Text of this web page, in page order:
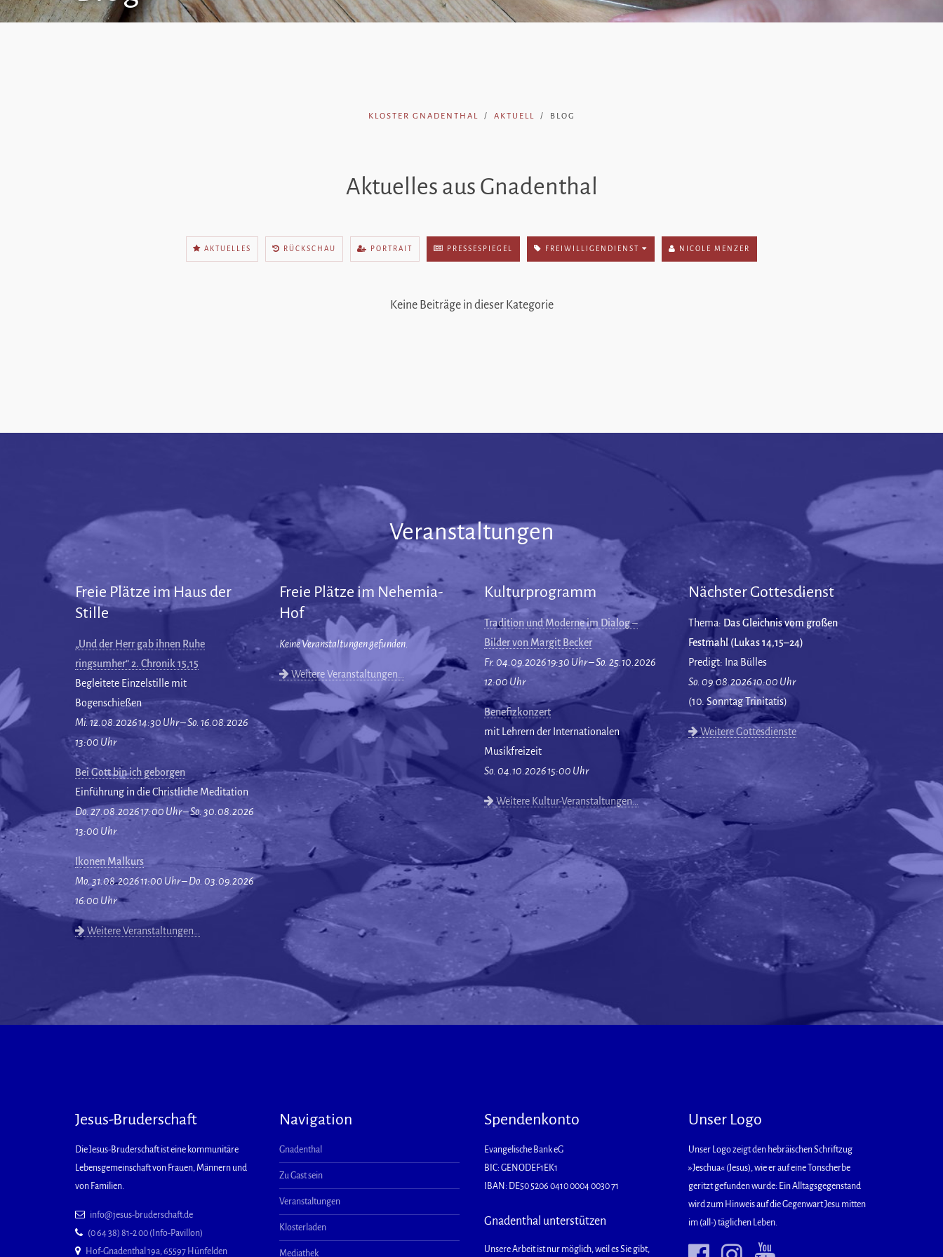
KLOSTER GNADENTHAL AKTUELL BLOG
Aktuelles aus Gnadenthal
AKTUELLES RÜCKSCHAU PORTRAIT PRESSESPIEGEL FREIWILLIGENDIENST NICOLE MENZER
Keine Beiträge in dieser Kategorie
Veranstaltungen
Freie Plätze im Haus der
Stille
„Und der Herr gab ihnen Ruhe
ringsumher“ 2. Chronik 15,15
Begleitete Einzelstille mit
Bogenschießen
Mi. 12.08.2026 14:30 Uhr – So. 16.08.2026
13:00 Uhr
Bei Gott bin ich geborgen
Einführung in die Christliche Meditation
Do. 27.08.2026 17:00 Uhr – So. 30.08.2026
13:00 Uhr
Ikonen Malkurs
Mo. 31.08.2026 11:00 Uhr – Do. 03.09.2026
16:00 Uhr
Weitere Veranstaltungen…
Freie Plätze im Nehemia-
Hof
Keine Veranstaltungen gefunden.
Weitere Veranstaltungen…
Kulturprogramm
Tradition und Moderne im Dialog –
Bilder von Margit Becker
Fr. 04.09.2026 19:30 Uhr – So. 25.10.2026
12:00 Uhr
Benefizkonzert
mit Lehrern der Internationalen
Musikfreizeit
So. 04.10.2026 15:00 Uhr
Weitere Kultur-Veranstaltungen…
Nächster Gottesdienst
Thema: Das Gleichnis vom großen
Festmahl (Lukas 14,15–24)
Predigt: Ina Bülles
So. 09.08.2026 10:00 Uhr
(10. Sonntag Trinitatis)
Weitere Gottesdienste
Jesus-Bruderschaft
Die Jesus-Bruderschaft ist eine kommunitäre
Lebensgemeinschaft von Frauen, Männern und
von Familien.
info@jesus-bruderschaft.de
(0 64 38) 81-2 00 (Info-Pavillon)
Hof-Gnadenthal 19a, 65597 Hünfelden
Navigation
Gnadenthal
Zu Gast sein
Veranstaltungen
Klosterladen
Mediathek
Spendenkonto
Evangelische Bank eG
BIC: GENODEF1EK1
IBAN: DE50 5206 0410 0004 0030 71
Gnadenthal unterstützen
Unsere Arbeit ist nur möglich, weil es Sie gibt,
Unser Logo
Unser Logo zeigt den hebräischen Schriftzug
»Jeschua« (Jesus), wie er auf eine Tonscherbe
geritzt gefunden wurde: Ein Alltagsgegenstand
wird zum Hinweis auf die Gegenwart Jesu mitten
im (all-) täglichen Leben.